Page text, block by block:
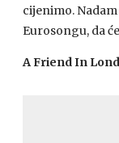
cijenimo.
Eurosongu, da
A Friend In